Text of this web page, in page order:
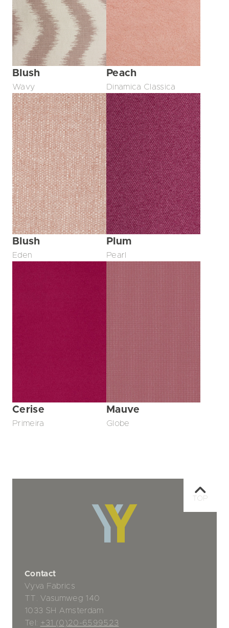
Blush
Wavy
Peach
Dinamica Classica
Blush
Eden
Plum
Pearl
Cerise
Primeira
Mauve
Globe
Contact
Vyva Fabrics
TT. Vasumweg 140
1033 SH Amsterdam
Tel: +31 (0)20-6599523
TOP